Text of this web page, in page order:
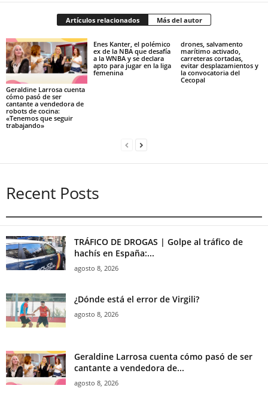
Artículos relacionados Más del autor
Geraldine Larrosa cuenta
cómo pasó de ser
cantante a vendedora de
robots de cocina:
«Tenemos que seguir
trabajando»
Enes Kanter, el polémico
ex de la NBA que desafía
a la WNBA y se declara
apto para jugar en la liga
femenina
drones, salvamento
marítimo activado,
carreteras cortadas,
evitar desplazamientos y
la convocatoria del
Cecopal
Recent Posts
TRÁFICO DE DROGAS | Golpe al tráfico de
hachís en España:...
agosto 8, 2026
¿Dónde está el error de Virgili?
agosto 8, 2026
Geraldine Larrosa cuenta cómo pasó de ser
cantante a vendedora de...
agosto 8, 2026